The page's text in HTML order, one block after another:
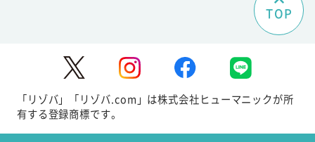
TOP
「リゾバ」「リゾバ.com」は株式会社ヒューマニックが所
有する登録商標です。